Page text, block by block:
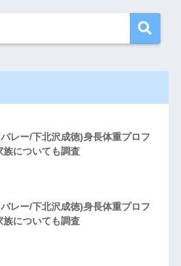
レー/下北沢成徳)身長体重プロフ
族についても調査
レー/下北沢成徳)身長体重プロフ
族についても調査